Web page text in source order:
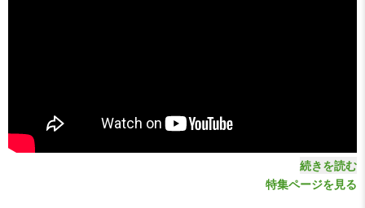
【お食事、レストラン】
朝食は有料です。館内に朝食レストランがあります。最寄りのコン
続きを読む
特集ページを見る